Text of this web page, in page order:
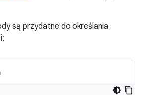
są przydatne do określania